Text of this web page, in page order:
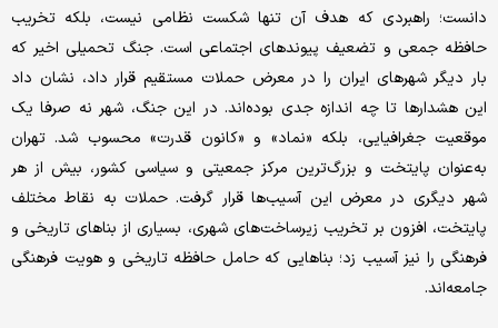
دانست؛ راهبردی که هدف آن تنها شکست نظامی نیست، بلکه تخریب
حافظه جمعی و تضعیف پیوندهای اجتماعی است. جنگ تحمیلی اخیر که
بار دیگر شهرهای ایران را در معرض حملات مستقیم قرار داد، نشان داد
این هشدارها تا چه اندازه جدی بوده‌اند. در این جنگ، شهر نه صرفا یک
موقعیت جغرافیایی، بلکه «نماد» و «کانون قدرت» محسوب شد. تهران
به‌عنوان پایتخت و بزرگ‌ترین مرکز جمعیتی و سیاسی کشور، بیش از هر
شهر دیگری در معرض این آسیب‌ها قرار گرفت. حملات به نقاط مختلف
پایتخت، افزون بر تخریب زیرساخت‌های شهری، بسیاری از بناهای تاریخی و
فرهنگی را نیز آسیب زد؛ بناهایی که حامل حافظه تاریخی و هویت فرهنگی
جامعه‌اند.